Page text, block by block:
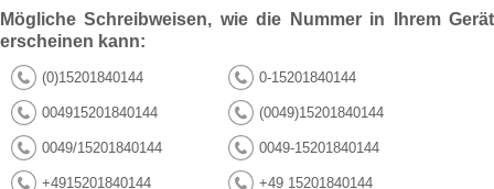
Mögliche Schreibweisen, wie die Nummer in Ihrem Gerät
erscheinen kann:
(0)15201840144 0-15201840144
004915201840144 (0049)15201840144
0049/15201840144 0049-15201840144
+4915201840144 +49 15201840144